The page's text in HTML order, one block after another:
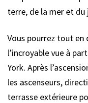
terre, de la mer et du
Vous pourrez tout
l’incroyable vue à
York. Après
les ascenseurs,
terrasse extérieure